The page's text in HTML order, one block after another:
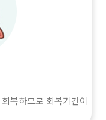
복하므로 회복기간이